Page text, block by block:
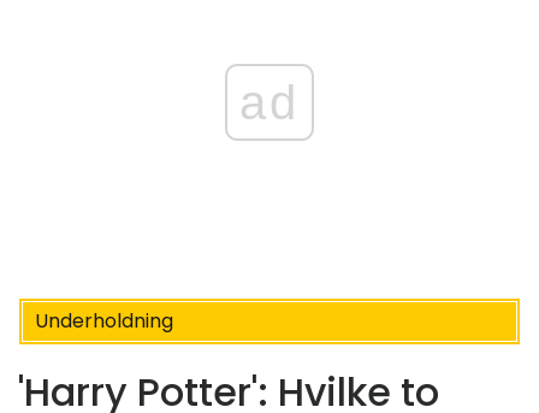
ad
Underholdning
'Harry Potter': Hvilke to